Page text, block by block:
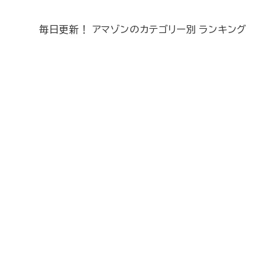
毎日更新！ アマゾンのカテゴリー別 ランキング